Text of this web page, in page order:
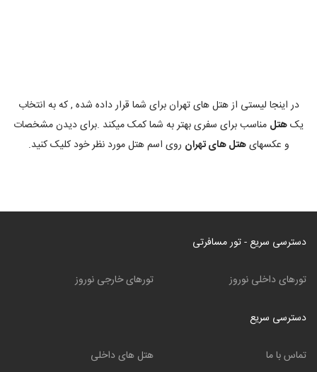
در اینجا لیستی از هتل های تهران برای شما قرار داده شده , که به انتخاب
یکهتل مناسب برای سفری بهتر به شما کمک میکند .برای دیدن مشخصات
و عکسهایهتل های تهران روی اسم هتل مورد نظر خود کلیک کنید.
دسترسی سریع - تور مسافرتی
تورهای داخلی نوروز تورهای خارجی نوروز
دسترسی سریع
تماس با ما
هتل های داخلی